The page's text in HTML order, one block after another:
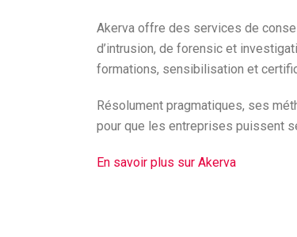
Akerva offre des services de
d’intrusion, de forensic et
formations, sensibilisation et
Résolument pragmatiques, ses
pour que les entreprises puissent
En savoir plus sur Akerva